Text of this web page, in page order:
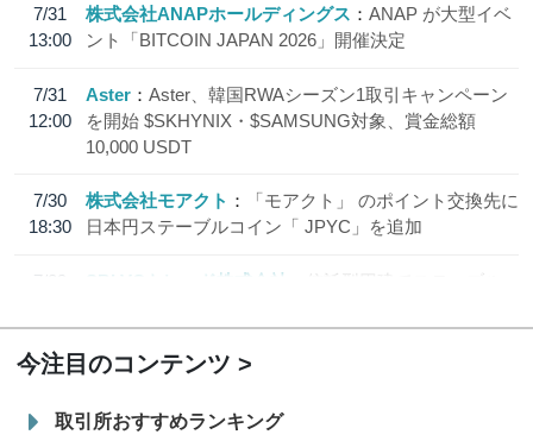
7/31
13:00
株式会社ANAPホールディングス
ANAP が大型イベ
ント「BITCOIN JAPAN 2026」開催決定
7/31
12:00
Aster
Aster、韓国RWAシーズン1取引キャンペーン
を開始 $SKHYNIX・$SAMSUNG対象、賞金総額
10,000 USDT
7/30
18:30
株式会社モアクト
「モアクト」 のポイント交換先に
日本円ステーブルコイン「 JPYC」を追加
7/29
SBI VCトレード株式会社
信託型円建てステーブル
今注目のコンテンツ
取引所おすすめランキング